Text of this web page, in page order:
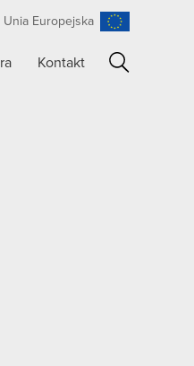
Unia Europejska
Kontakt